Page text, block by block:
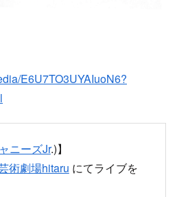
E6U7TO3UYAIuoN6?
ニーズJr.)】
術劇場hitaru にてライブを